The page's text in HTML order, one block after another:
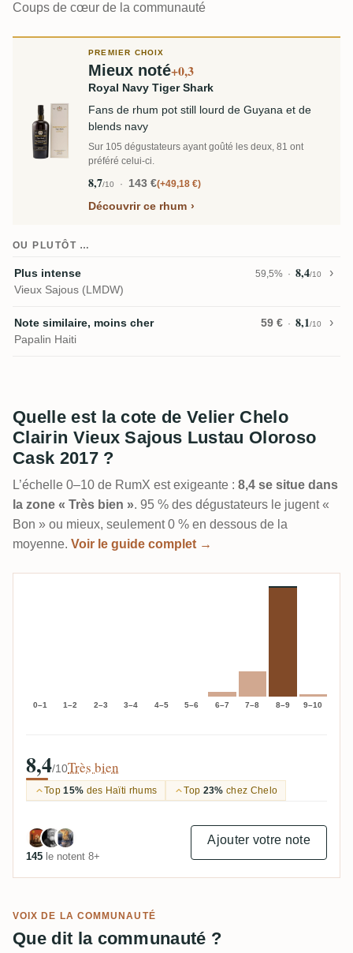
Coups de cœur de la communauté
PREMIER CHOIX
Mieux noté+0,3
Royal Navy Tiger Shark
Fans de rhum pot still lourd de Guyana et de
blends navy
Sur 105 dégustateurs ayant goûté les deux, 81 ont
préféré celui-ci.
8,7/10 143 € +49,18 €
Découvrir ce rhum
OU PLUTÔT …
Plus intense 59,5% 8,4/10
Vieux Sajous (LMDW)
Note similaire, moins cher 59 € 8,1/10
Papalin Haiti
Quelle est la cote de Velier Chelo
Clairin Vieux Sajous Lustau Oloroso
Cask 2017 ?
L’échelle 0–10 de RumX est exigeante : 8,4 se situe dans
la zone « Très bien ». 95 % des dégustateurs le jugent «
Bon » ou mieux, seulement 0 % en dessous de la
moyenne. Voir le guide complet →
0–1 1–2 2–3 3–4 4–5 5–6 6–7 7–8 8–9 9–10
8,4/10Très bien
Top15% des Haïti rhums Top 23% chez Chelo
145 le notent 8+
Ajouter votre note
VOIX DE LA COMMUNAUTÉ
Que dit la communauté ?